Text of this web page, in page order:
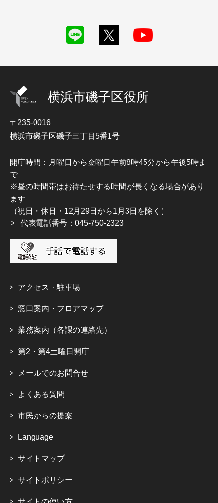
横浜市磯子区役所
〒235-0016
横浜市磯子区磯子三丁目5番1号
開庁時間：月曜日から金曜日午前8時45分から午後5時ま
で
※昼の時間帯はお待たせする時間が長くなる場合があり
ます
（祝日・休日・12月29日から1月3日を除く）
代表電話番号：045-750-2323
アクセス・駐車場
窓口案内・フロアマップ
業務案内（各課の連絡先）
第2・第4土曜日開庁
メールでのお問合せ
よくある質問
市民からの提案
Language
サイトマップ
サイトポリシー
サイトの使い方